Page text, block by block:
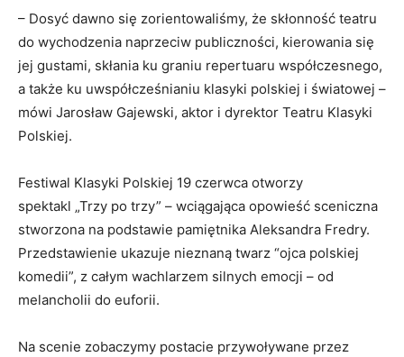
– Dosyć dawno się zorientowaliśmy, że skłonność teatru
do wychodzenia naprzeciw publiczności, kierowania się
jej gustami, skłania ku graniu repertuaru współczesnego,
a także ku uwspółcześnianiu klasyki polskiej i światowej –
mówi Jarosław Gajewski, aktor i dyrektor Teatru Klasyki
Polskiej.
Festiwal Klasyki Polskiej 19 czerwca otworzy
spektakl „Trzy po trzy” – wciągająca opowieść sceniczna
stworzona na podstawie pamiętnika Aleksandra Fredry.
Przedstawienie ukazuje nieznaną twarz “ojca polskiej
komedii”, z całym wachlarzem silnych emocji – od
melancholii do euforii.
Na scenie zobaczymy postacie przywoływane przez